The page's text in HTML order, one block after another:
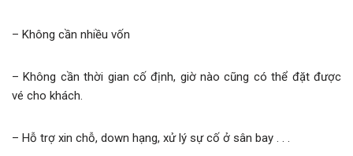
– Không cần nhiều vốn
– Không cần thời gian cố định, giờ nào cũng có thể đặt được
vé cho khách.
– Hỗ trợ xin chỗ, down hạng, xử lý sự cố ở sân bay . . .